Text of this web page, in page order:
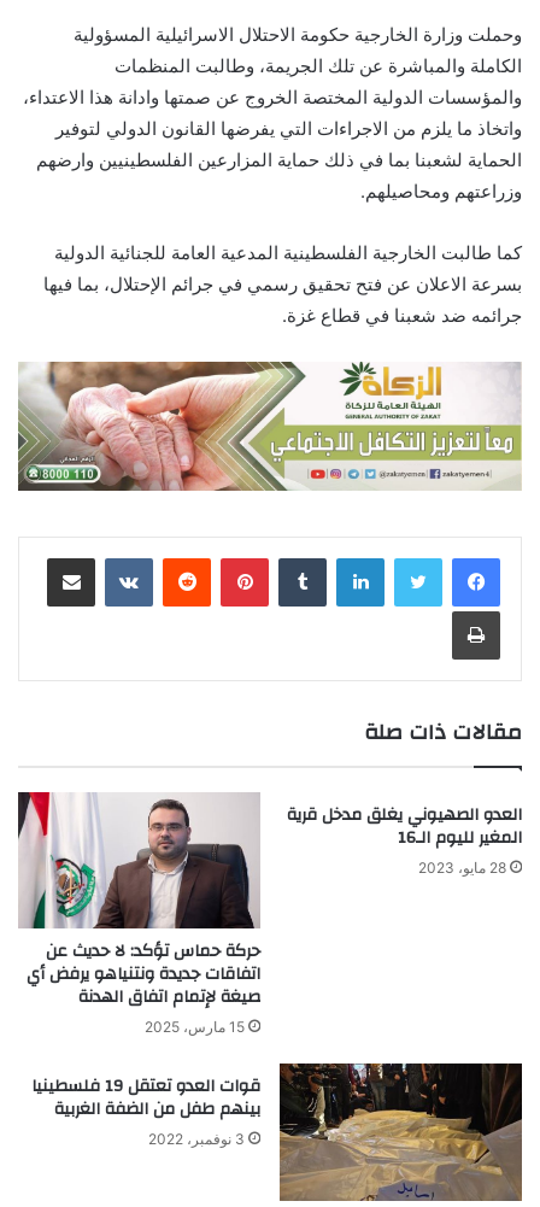
وحملت وزارة الخارجية حكومة الاحتلال الاسرائيلية المسؤولية
الكاملة والمباشرة عن تلك الجريمة، وطالبت المنظمات
والمؤسسات الدولية المختصة الخروج عن صمتها وادانة هذا الاعتداء،
واتخاذ ما يلزم من الاجراءات التي يفرضها القانون الدولي لتوفير
الحماية لشعبنا بما في ذلك حماية المزارعين الفلسطينيين وارضهم
وزراعتهم ومحاصيلهم.
كما طالبت الخارجية الفلسطينية المدعية العامة للجنائية الدولية
بسرعة الاعلان عن فتح تحقيق رسمي في جرائم الإحتلال، بما فيها
جرائمه ضد شعبنا في قطاع غزة.
لينكدإن بينتيريست
مقالات ذات صلة
العدو الصهيوني يغلق مدخل قرية
المغير لليوم الـ16
28 مايو، 2023
حركة حماس تؤكد: لا حديث عن
اتفاقات جديدة ونتنياهو يرفض أي
صيغة لإتمام اتفاق الهدنة
15 مارس، 2025
قوات العدو تعتقل 19 فلسطينيا
بينهم طفل من الضفة الغربية
3 نوفمبر، 2022